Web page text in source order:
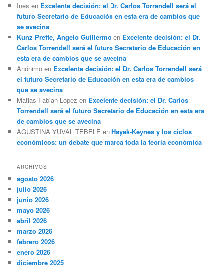
Ines en Excelente decisión: el Dr. Carlos Torrendell será el
futuro Secretario de Educación en esta era de cambios que
se avecina
Kunz Prette, Angelo Guillermo en Excelente decisión: el Dr.
Carlos Torrendell será el futuro Secretario de Educación en
esta era de cambios que se avecina
Anónimo en Excelente decisión: el Dr. Carlos Torrendell será
el futuro Secretario de Educación en esta era de cambios
que se avecina
Matias Fabian Lopez en Excelente decisión: el Dr. Carlos
Torrendell será el futuro Secretario de Educación en esta era
de cambios que se avecina
AGUSTINA YUVAL TEBELE enHayek-Keynes y los ciclos
económicos: un debate que marca toda la teoría económica
ARCHIVOS
agosto 2026
julio 2026
junio 2026
mayo 2026
abril 2026
marzo 2026
febrero 2026
enero 2026
diciembre 2025